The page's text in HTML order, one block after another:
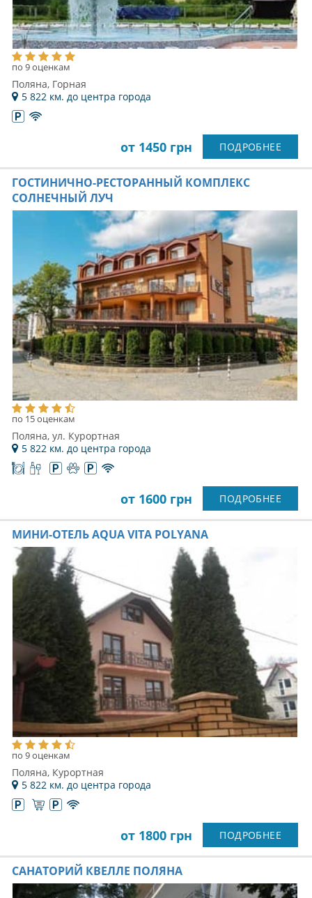
по 9 оценкам
Поляна, Горная
5 822 км. до центра города
от 1450 грн ПОДРОБНЕЕ
ГОСТИНИЧНО-РЕСТОРАННЫЙ КОМПЛЕКС
СОЛНЕЧНЫЙ ЛУЧ
по 15 оценкам
Поляна, ул. Курортная
5 822 км. до центра города
от 1600 грн ПОДРОБНЕЕ
МИНИ-ОТЕЛЬ AQUA VITA POLYANA
по 9 оценкам
Поляна, Курортная
5 822 км. до центра города
от 1800 грн ПОДРОБНЕЕ
САНАТОРИЙ КВЕЛЛЕ ПОЛЯНА